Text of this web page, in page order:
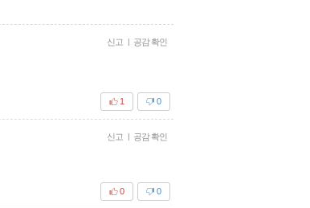
신고 | 공감 확인
0
1
신고 | 공감 확인
0
0